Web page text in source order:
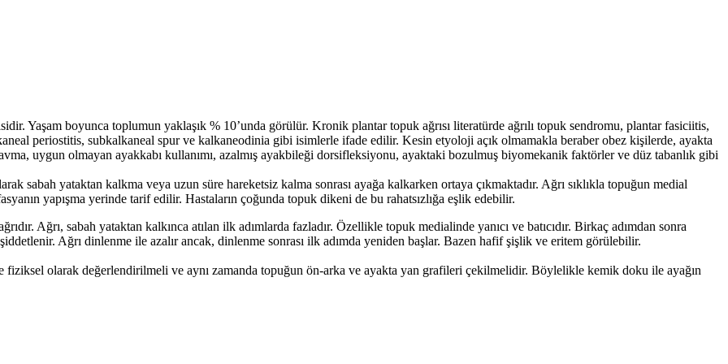
Yaşam boyunca toplumun yaklaşık % 10’unda görülür. Kronik plantar topuk ağrısı literatürde ağrılı topuk sendromu, plantar fasiciitis,
periostitis, subkalkaneal spur ve kalkaneodinia gibi isimlerle ifade edilir. Kesin etyoloji açık olmamakla beraber obez kişilerde, ayakta
uygun olmayan ayakkabı kullanımı, azalmış ayakbileği dorsifleksiyonu, ayaktaki bozulmuş biyomekanik faktörler ve düz tabanlık gibi
sabah yataktan kalkma veya uzun süre hareketsiz kalma sonrası ayağa kalkarken ortaya çıkmaktadır. Ağrı sıklıkla topuğun medial
yapışma yerinde tarif edilir. Hastaların çoğunda topuk dikeni de bu rahatsızlığa eşlik edebilir.
Ağrı, sabah yataktan kalkınca atılan ilk adımlarda fazladır. Özellikle topuk medialinde yanıcı ve batıcıdır. Birkaç adımdan sonra
Ağrı dinlenme ile azalır ancak, dinlenme sonrası ilk adımda yeniden başlar. Bazen hafif şişlik ve eritem görülebilir.
fiziksel olarak değerlendirilmeli ve aynı zamanda topuğun ön-arka ve ayakta yan grafileri çekilmelidir. Böylelikle kemik doku ile ayağın